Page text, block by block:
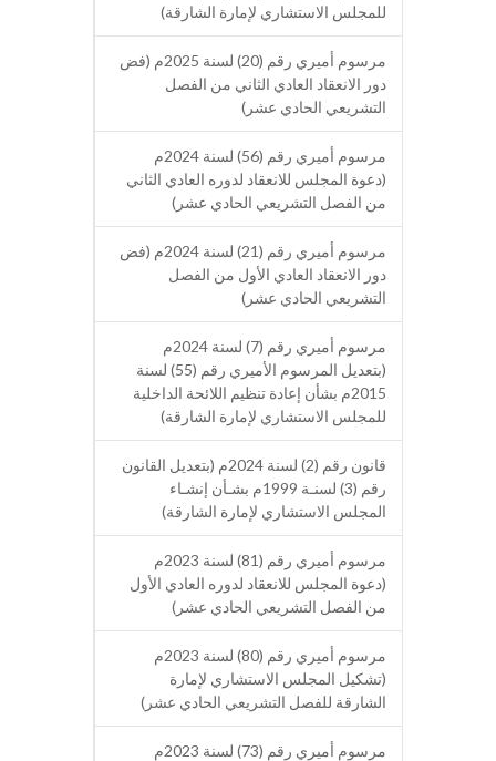
للمجلس الاستشاري لإمارة الشارقة)
مرسوم أميري رقم (20) لسنة 2025م (فض
دور الانعقاد العادي الثاني من الفصل
التشريعي الحادي عشر)
مرسوم أميري رقم (56) لسنة 2024م
(دعوة المجلس للانعقاد لدوره العادي الثاني
من الفصل التشريعي الحادي عشر)
مرسوم أميري رقم (21) لسنة 2024م (فض
دور الانعقاد العادي الأول من الفصل
التشريعي الحادي عشر)
مرسوم أميري رقم (7) لسنة 2024م
(بتعديل المرسوم الأميري رقم (55) لسنة
2015م بشأن إعادة تنظيم اللائحة الداخلية
للمجلس الاستشاري لإمارة الشارقة)
قانون رقم (2) لسنة 2024م (بتعديل القانون
رقم (3) لسنـة 1999م بشـأن إنشـاء
المجلس الاستشاري لإمارة الشارقة)
مرسوم أميري رقم (81) لسنة 2023م
(دعوة المجلس للانعقاد لدوره العادي الأول
من الفصل التشريعي الحادي عشر)
مرسوم أميري رقم (80) لسنة 2023م
(تشكيل المجلس الاستشاري لإمارة
الشارقة للفصل التشريعي الحادي عشر)
مرسوم أميري رقم (73) لسنة 2023م